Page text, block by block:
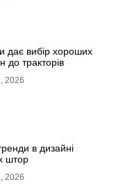
дає вибір хороших
до тракторів
2026
в дизайні
штор
2026